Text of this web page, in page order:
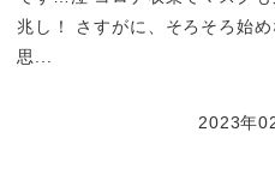
兆し！ さすがに、そろそろ始
思...
2023年